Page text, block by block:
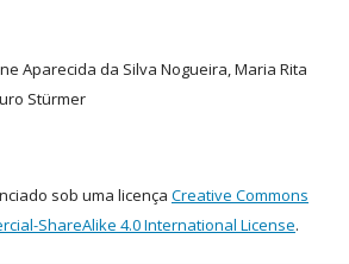
Aparecida da Silva Nogueira, Maria Rita
Stürmer
sob uma licença Creative Commons
ShareAlike 4.0 International License.